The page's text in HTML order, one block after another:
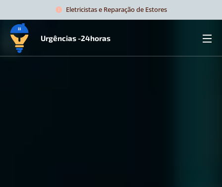
Eletricistas e Reparação de Estores
Urgências -24horas